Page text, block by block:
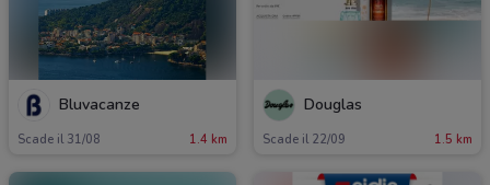
Bluvacanze
Scade il 31/08 1.4 km
Douglas
Scade il 22/09 1.5 km